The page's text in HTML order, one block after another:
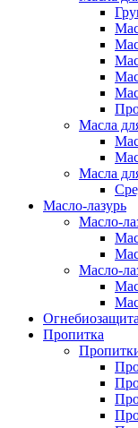
Масла
Масла
Масло-лазурь
Масло-
Масло-
Огнебиозащита
Пропитка